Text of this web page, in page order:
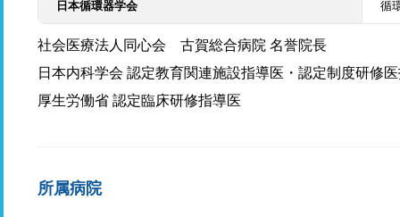
日本循環器学会 循
社会医療法人同心会 古賀総合病院 名誉院長
日本内科学会 認定教育関連施設指導医・認定制度研修
厚生労働省 認定臨床研修指導医
所属病院